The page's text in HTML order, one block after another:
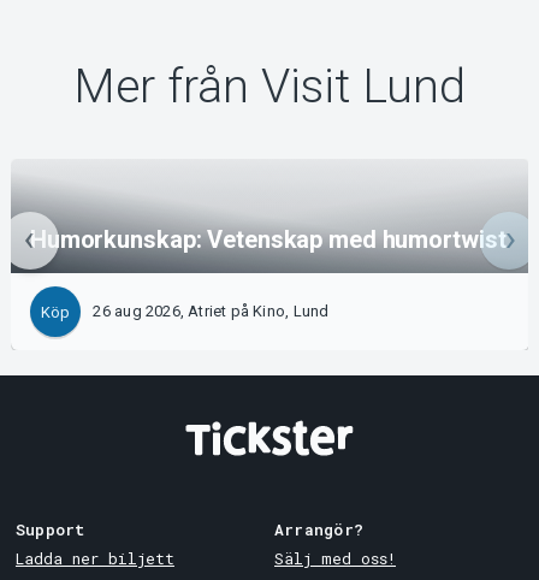
Mer från Visit Lund
Humorkunskap: Vetenskap med humortwist
Köp 26 aug 2026, Atriet på Kino, Lund
Support
Ladda ner biljett
Arrangör?
Sälj med oss!